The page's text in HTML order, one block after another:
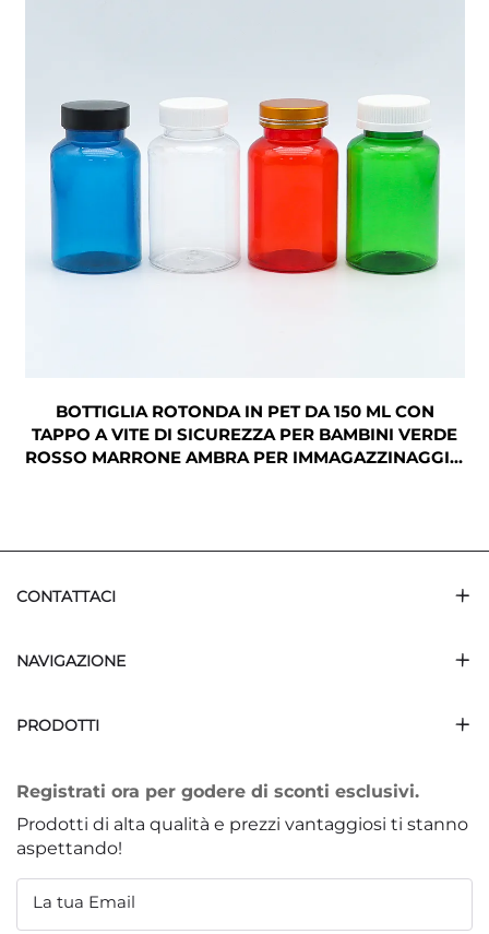
BOTTIGLIA ROTONDA IN PET DA 150 ML CON
TAPPO A VITE DI SICUREZZA PER BAMBINI VERDE
ROSSO MARRONE AMBRA PER IMMAGAZZINAGGIO
CONTATTACI
NAVIGAZIONE
PRODOTTI
Registrati ora per godere di sconti esclusivi.
Prodotti di alta qualità e prezzi vantaggiosi ti stanno
aspettando!
La tua Email